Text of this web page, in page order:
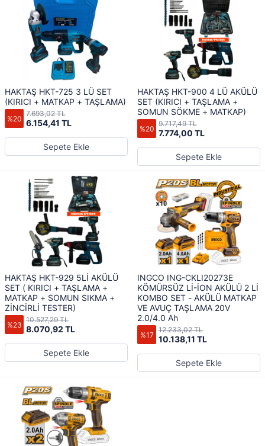
HAKTAŞ HKT-725 3 LÜ SET
(KIRICI + MATKAP + TAŞLAMA)
%20 6.154,41 TL
7.693,02 TL
Sepete Ekle
HAKTAŞ HKT-900 4 LÜ AKÜLÜ
SET (KIRICI + TAŞLAMA +
SOMUN SÖKME + MATKAP)
%20 7.774,00 TL
9.717,49 TL
Sepete Ekle
HAKTAŞ HKT-929 5Lİ AKÜLÜ
SET ( KIRICI + TAŞLAMA +
MATKAP + SOMUN SIKMA +
ZİNCİRLİ TESTER)
%23 8.070,92 TL
10.527,29 TL
Sepete Ekle
INGCO ING-CKLI20273E
KÖMÜRSÜZ Lİ-İON AKÜLÜ 2 Lİ
KOMBO SET - AKÜLÜ MATKAP
VE AVUÇ TAŞLAMA 20V
2.0/4.0 Ah
%17 10.138,11 TL
12.233,02 TL
Sepete Ekle